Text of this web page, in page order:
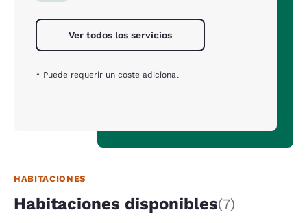
Ver todos los servicios
* Puede requerir un coste adicional
HABITACIONES
Habitaciones disponibles(7)